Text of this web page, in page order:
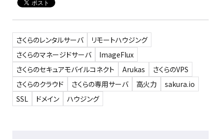
さくらのレンタルサーバ
リモートハウジング
さくらのマネージドサーバ
ImageFlux
さくらのセキュアモバイルコネクト
Arukas
さくらのVPS
さくらのクラウド
さくらの専用サーバ 高火力
sakura.io
SSL
ドメイン ハウジング